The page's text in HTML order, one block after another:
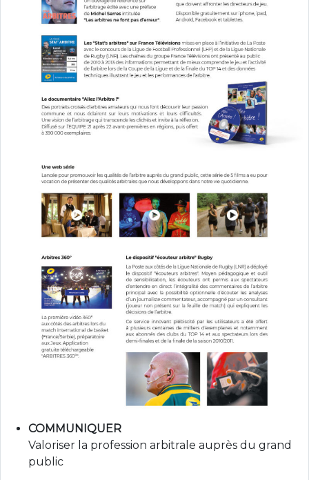
COMMUNIQUER
Valoriser la profession arbitrale auprès du grand
public